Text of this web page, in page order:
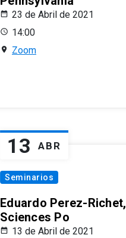
23 de Abril de 2021
14:00
Zoom
13 ABR
Seminarios
Eduardo Perez-Richet,
Sciences Po
13 de Abril de 2021